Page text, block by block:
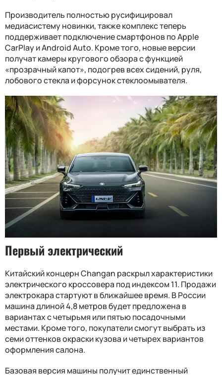
Производитель полностью русифицировал
медиасистему новинки, также комплекс теперь
поддерживает подключение смартфонов по Apple
CarPlay и Android Auto. Кроме того, новые версии
получат камеры кругового обзора с функцией
«прозрачный капот», подогрев всех сидений, руля,
лобового стекла и форсунок стеклоомывателя.
Первый электрический
Китайский концерн Changan раскрыл характеристики
электрического кроссовера под индексом 11. Продажи
электрокара стартуют в ближайшее время. В России
машина длиной 4,8 метров будет предложена в
вариантах с четырьмя или пятью посадочными
местами. Кроме того, покупатели смогут выбрать из
семи оттенков окраски кузова и четырех вариантов
оформления салона.
Базовая версия машины получит единственный